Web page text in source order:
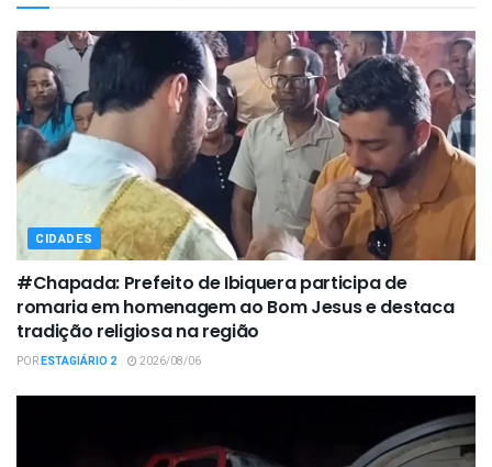
CIDADES
#Chapada: Prefeito de Ibiquera participa de
romaria em homenagem ao Bom Jesus e destaca
tradição religiosa na região
PORESTAGIÁRIO 2 2026/08/06